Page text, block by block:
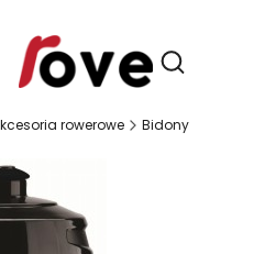
Otwórz
rowerowe Bidony